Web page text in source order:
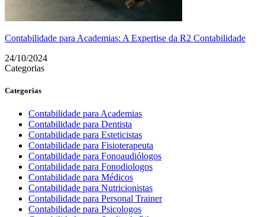
Contabilidade para Academias: A Expertise da R2 Contabilidade
24/10/2024
Categorias
Categorias
Contabilidade para Academias
Contabilidade para Dentista
Contabilidade para Esteticistas
Contabilidade para Fisioterapeuta
Contabilidade para Fonoaudiólogos
Contabilidade para Fonodiologos
Contabilidade para Médicos
Contabilidade para Nutricionistas
Contabilidade para Personal Trainer
Contabilidade para Psicologos